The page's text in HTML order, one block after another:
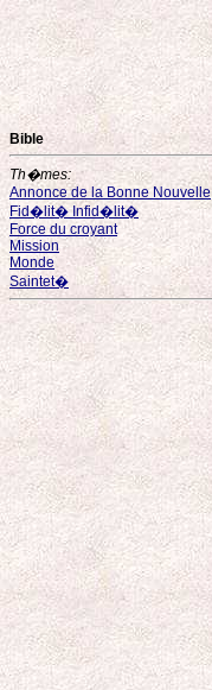
Bible
Th�mes:
Annonce de la Bonne Nouvelle
Fid�lit� Infid�lit�
Force du croyant
Mission
Monde
Saintet�